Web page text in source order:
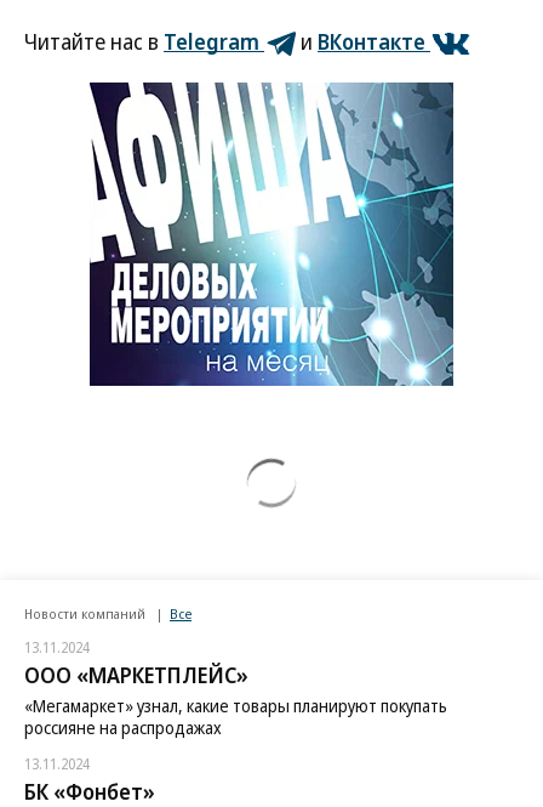
Читайте нас в Telegram и ВКонтакте
Новости компаний Все
13.11.2024
ООО «МАРКЕТПЛЕЙС»
«Мегамаркет» узнал, какие товары планируют покупать
россияне на распродажах
13.11.2024
БК «Фонбет»